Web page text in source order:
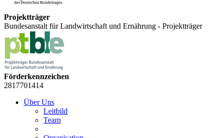
Projektträger
Bundesanstalt für Landwirtschaft und Ernährung - Projektträger
Förderkennzeichen
2817701414
Über Uns
Leitbild
Team